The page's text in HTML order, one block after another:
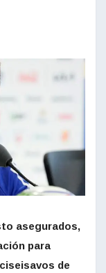
asegurados,
para
de